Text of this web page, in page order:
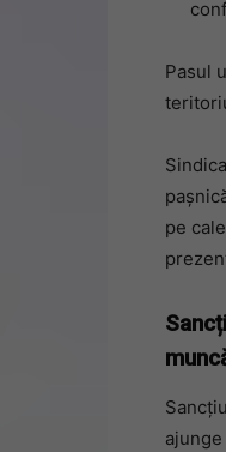
Pasul
pe